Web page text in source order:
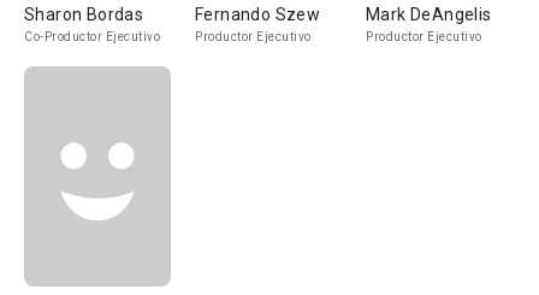
Sharon Bordas
Co-Productor Ejecutivo
Fernando Szew
Productor Ejecutivo
Mark DeAngelis
Productor Ejecutivo